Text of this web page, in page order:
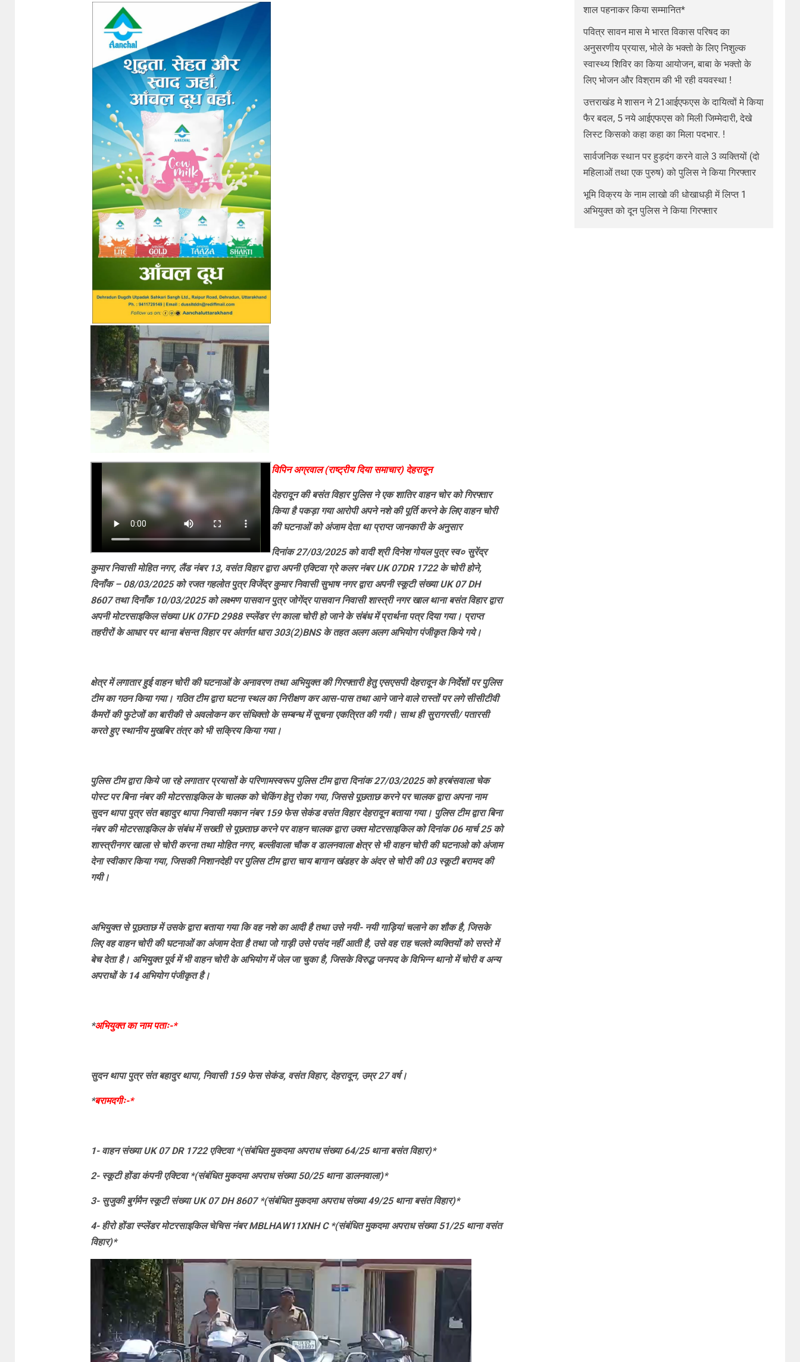
विपिन अग्रवाल (राष्ट्रीय दिया समाचार) देहरादून
देहरादून की बसंत विहार पुलिस ने एक शातिर वाहन चोर को गिरफ्तार
किया है पकड़ा गया आरोपी अपने नशे की पूर्ति करने के लिए वाहन चोरी
की घटनाओं को अंजाम देता था प्राप्त जानकारी के अनुसार
दिनांक 27/03/2025 को वादी श्री दिनेश गोयल पुत्र स्व० सुरेंद्र
कुमार निवासी मोहित नगर, लैंड नंबर 13, वसंत विहार द्वारा अपनी एक्टिवा ग्रे कलर नंबर UK 07DR 1722 के चोरी होने,
दिनाँक – 08/03/2025 को रजत गहलोत पुत्र विजेंद्र कुमार निवासी सुभाष नगर द्वारा अपनी स्कूटी संख्या UK 07 DH
8607 तथा दिनाँक 10/03/2025 को लक्ष्मण पासवान पुत्र जोगेंद्र पासवान निवासी शास्त्री नगर खाल थाना बसंत विहार द्वारा
अपनी मोटरसाइकिल संख्या UK 07FD 2988 स्प्लेंडर रंग काला चोरी हो जाने के संबंध में प्रार्थना पत्र दिया गया। प्राप्त
तहरीरों के आधार पर थाना बंसन्त विहार पर अंतर्गत धारा 303(2)BNS के तहत अलग अलग अभियोग पंजीकृत किये गये।
क्षेत्र में लगातार हुई वाहन चोरी की घटनाओं के अनावरण तथा अभियुक्त की गिरफ्तारी हेतु एसएसपी देहरादून के निर्देशों पर पुलिस
टीम का गठन किया गया। गठित टीम द्वारा घटना स्थल का निरीक्षण कर आस-पास तथा आने जाने वाले रास्तों पर लगे सीसीटीवी
कैमरों की फुटेजों का बारीकी से अवलोकन कर संधिक्तो के सम्बन्ध में सूचना एकत्रित की गयी। साथ ही सुरागरसी/ पतारसी
करते हुए स्थानीय मुखबिर तंत्र को भी सक्रिय किया गया।
पुलिस टीम द्वारा किये जा रहे लगातार प्रयासों के परिणामस्वरूप पुलिस टीम द्वारा दिनांक 27/03/2025 को हरबंसवाला चेक
पोस्ट पर बिना नंबर की मोटरसाइकिल के चालक को चेकिंग हेतु रोका गया, जिससे पूछताछ करने पर चालक द्वारा अपना नाम
सुदन थापा पुत्र संत बहादुर थापा निवासी मकान नंबर 159 फेस सेकंड वसंत विहार देहरादून बताया गया। पुलिस टीम द्वारा बिना
नंबर की मोटरसाइकिल के संबंध में सख्ती से पूछताछ करने पर वाहन चालक द्वारा उक्त मोटरसाइकिल को दिनांक 06 मार्च 25 को
शास्त्रीनगर खाला से चोरी करना तथा मोहित नगर, बल्लीवाला चौक व डालनवाला क्षेत्र से भी वाहन चोरी की घटनाओ को अंजाम
देना स्वीकार किया गया, जिसकी निशानदेही पर पुलिस टीम द्वारा चाय बागान खंडहर के अंदर से चोरी की 03 स्कूटी बरामद की
गयी।
अभियुक्त से पूछताछ में उसके द्वारा बताया गया कि वह नशे का आदी है तथा उसे नयी- नयी गाड़ियां चलाने का शौक है, जिसके
लिए वह वाहन चोरी की घटनाओं का अंजाम देता है तथा जो गाड़ी उसे पसंद नहीं आती है, उसे वह राह चलते व्यक्तियों को सस्ते में
बेच देता है। अभियुक्त पूर्व में भी वाहन चोरी के अभियोग में जेल जा चुका है, जिसके विरुद्ध जनपद के विभिन्न थानो में चोरी व अन्य
अपराधों के 14 अभियोग पंजीकृत है।
*अभियुक्त का नाम पताः-*
सुदन थापा पुत्र संत बहादुर थापा, निवासी 159 फेस सेकंड, वसंत विहार, देहरादून, उम्र 27 वर्ष।
*बरामदगीः-*
1- वाहन संख्या UK 07 DR 1722 एक्टिवा *(संबंधित मुकदमा अपराध संख्या 64/25 थाना बसंत विहार)*
2- स्कूटी होंडा कंपनी एक्टिवा *(संबंधित मुकदमा अपराध संख्या 50/25 थाना डालनवाला)*
3- सुजुकी बुर्गमैन स्कूटी संख्या UK 07 DH 8607 *(संबंधित मुकदमा अपराध संख्या 49/25 थाना बसंत विहार)*
4- हीरो होंडा स्प्लेंडर मोटरसाइकिल चेचिस नंबर MBLHAW11XNH C *(संबंधित मुकदमा अपराध संख्या 51/25 थाना वसंत
विहार)*
Video
शाल पहनाकर किया सम्मानित*
पवित्र सावन मास मे भारत विकास परिषद का
अनुसरणीय प्रयास, भोले के भक्तो के लिए निशुल्क
स्वास्थ्य शिविर का किया आयोजन, बाबा के भक्तो के
लिए भोजन और विश्राम की भी रही वयवस्था !
उत्तराखंड मे शासन ने 21आईएफएस के दायित्वों मे किया
फैर बदल, 5 नये आईएफएस को मिली जिम्मेदारी, देखे
लिस्ट किसको कहा कहा का मिला पदभार. !
सार्वजनिक स्थान पर हुड़दंग करने वाले 3 व्यक्तियों (दो
महिलाओं तथा एक पुरुष) को पुलिस ने किया गिरफ्तार
भूमि विक्रय के नाम लाखो की धोखाधड़ी में लिप्त 1
अभियुक्त को दून पुलिस ने किया गिरफ्तार